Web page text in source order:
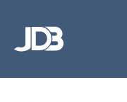
contenu